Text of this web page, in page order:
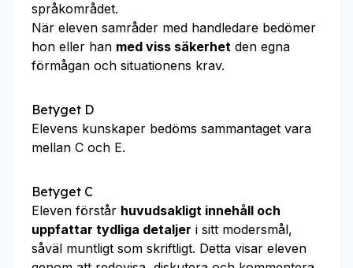
språkområdet.
När eleven samråder med handledare bedömer
hon eller han med viss säkerhet den egna
förmågan och situationens krav.
Betyget D
Elevens kunskaper bedöms sammantaget vara
mellan C och E.
Betyget C
Eleven förstår huvudsakligt innehåll och
uppfattar tydliga detaljer i sitt modersmål,
såväl muntligt som skriftligt. Detta visar eleven